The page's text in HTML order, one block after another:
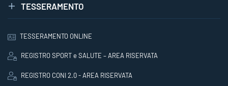
TESSERAMENTO
TESSERAMENTO ONLINE
REGISTRO SPORT e SALUTE – AREA RISERVATA
REGISTRO CONI 2.0 - AREA RISERVATA